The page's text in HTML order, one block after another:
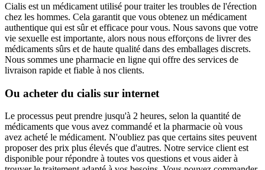
Cialis est un médicament utilisé pour traiter les troubles de l'érection
chez les hommes. Cela garantit que vous obtenez un médicament
authentique qui est sûr et efficace pour vous. Nous savons que votre
vie sexuelle est importante, alors nous nous efforçons de livrer des
médicaments sûrs et de haute qualité dans des emballages discrets.
Nous sommes une pharmacie en ligne qui offre des services de
livraison rapide et fiable à nos clients.
Ou acheter du cialis sur internet
Le processus peut prendre jusqu'à 2 heures, selon la quantité de
médicaments que vous avez commandé et la pharmacie où vous
avez acheté le médicament. N'oubliez pas que certains sites peuvent
proposer des prix plus élevés que d'autres. Notre service client est
disponible pour répondre à toutes vos questions et vous aider à